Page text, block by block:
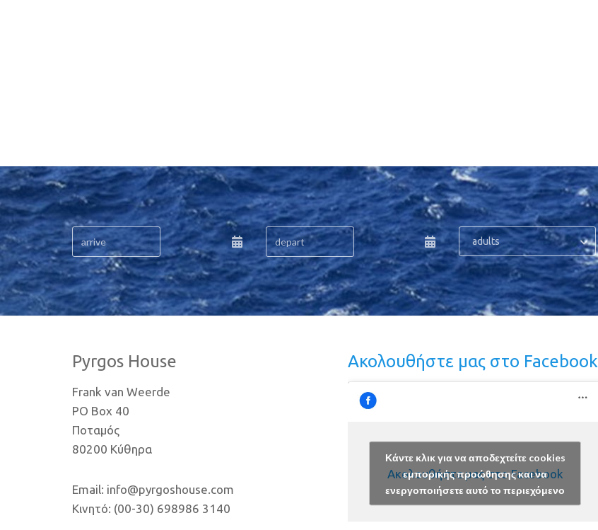
adults
Pyrgos House
Frank van Weerde
PO Box 40
Ποταμός
80200 Κύθηρα
Email: info@pyrgoshouse.com
Κινητό: (00-30) 698986 3140
Ακολουθήστε μας στο Facebook
Ακολουθήστε μας στο Facebook
Κάντε κλικ για να αποδεχτείτε cookies
εμπορικής προώθησης και να
ενεργοποιήσετε αυτό το περιεχόμενο